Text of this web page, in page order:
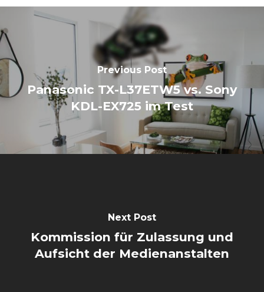
Previous Post
Panasonic TX-L37ETW5 vs. Sony
KDL-EX725 im Test
Next Post
Kommission für Zulassung und
Aufsicht der Medienanstalten